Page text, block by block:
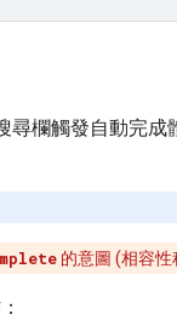
尋欄觸發自動完
的意圖 (相容